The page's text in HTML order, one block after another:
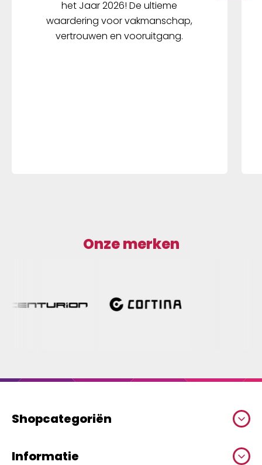
het Jaar 2026! De ultieme
waardering voor vakmanschap,
vertrouwen en vooruitgang.
Onze merken
Shopcategoriën
Informatie